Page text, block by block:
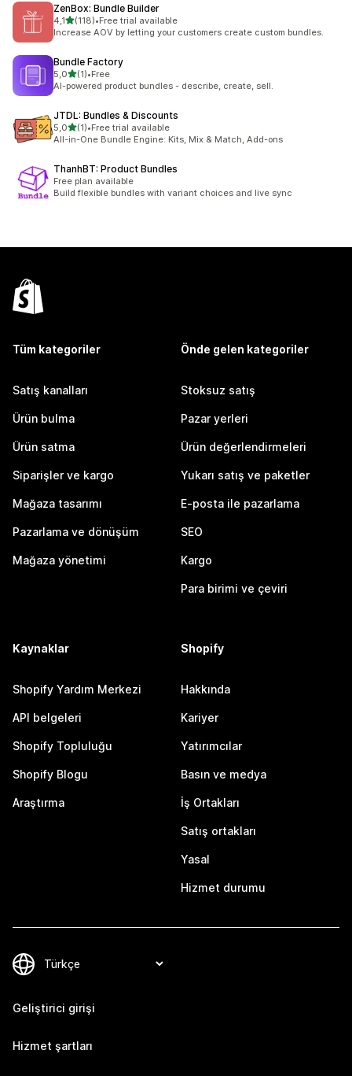
ZenBox: Bundle Builder
4,15 yıldız üzerinden
(118)
toplam 118 değerlendirme
•Free trial available
Increase AOV by letting your customers create custom bundles.
Bundle Factory
5,05 yıldız üzerinden
(1)
toplam 1 değerlendirme
•Free
AI-powered product bundles - describe, create, sell.
JTDL: Bundles & Discounts
5,05 yıldız üzerinden
(1)
toplam 1 değerlendirme
•Free trial available
All-in-One Bundle Engine: Kits, Mix & Match, Add-ons
ThanhBT: Product Bundles
Free plan available
Build flexible bundles with variant choices and live sync
Tüm kategoriler
Satış kanalları
Ürün bulma
Ürün satma
Siparişler ve kargo
Mağaza tasarımı
Pazarlama ve dönüşüm
Mağaza yönetimi
Önde gelen kategoriler
Stoksuz satış
Pazar yerleri
Ürün değerlendirmeleri
Yukarı satış ve paketler
E-posta ile pazarlama
SEO
Kargo
Para birimi ve çeviri
Kaynaklar
Shopify Yardım Merkezi
API belgeleri
Shopify Topluluğu
Shopify Blogu
Araştırma
Shopify
Hakkında
Kariyer
Yatırımcılar
Basın ve medya
İş Ortakları
Satış ortakları
Yasal
Hizmet durumu
Geliştirici girişi
Hizmet şartları